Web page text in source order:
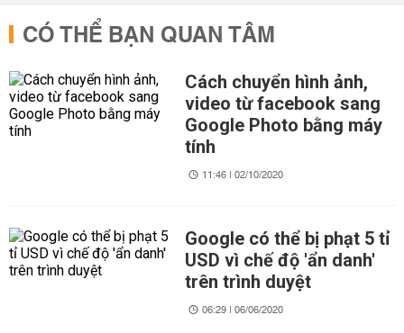
CÓ THỂ BẠN QUAN TÂM
Cách chuyển hình ảnh,
video từ facebook sang
Google Photo bằng máy
tính
11:46 | 02/10/2020
Google có thể bị phạt 5 tỉ
USD vì chế độ 'ẩn danh'
trên trình duyệt
06:29 | 06/06/2020